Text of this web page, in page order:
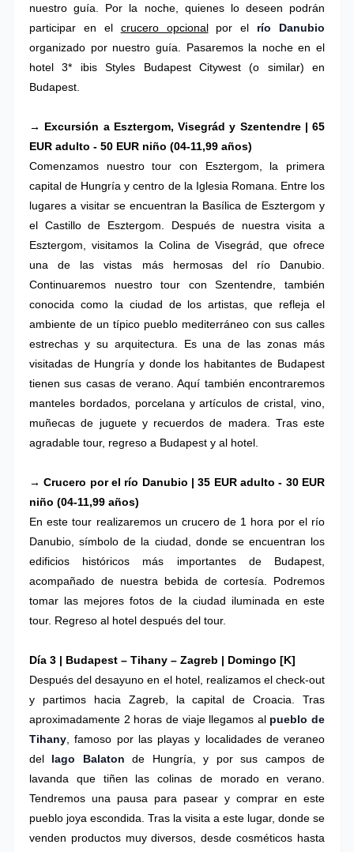
nuestro guía. Por la noche, quienes lo deseen podrán
participar en el crucero opcionalpor el río Danubio
organizado por nuestro guía. Pasaremos la noche en el
hotel 3* ibis Styles Budapest Citywest (o similar) en
Budapest.
→ Excursión a Esztergom, Visegrád y Szentendre | 65
EUR adulto - 50 EUR niño (04-11,99 años)
Comenzamos nuestro tour con Esztergom, la primera
capital de Hungría y centro de la Iglesia Romana. Entre los
lugares a visitar se encuentran la Basílica de Esztergom y
el Castillo de Esztergom. Después de nuestra visita a
Esztergom, visitamos la Colina de Visegrád, que ofrece
una de las vistas más hermosas del río Danubio.
Continuaremos nuestro tour con Szentendre, también
conocida como la ciudad de los artistas, que refleja el
ambiente de un típico pueblo mediterráneo con sus calles
estrechas y su arquitectura. Es una de las zonas más
visitadas de Hungría y donde los habitantes de Budapest
tienen sus casas de verano. Aquí también encontraremos
manteles bordados, porcelana y artículos de cristal, vino,
muñecas de juguete y recuerdos de madera. Tras este
agradable tour, regreso a Budapest y al hotel.
→ Crucero por el río Danubio | 35 EUR adulto - 30 EUR
niño (04-11,99 años)
En este tour realizaremos un crucero de 1 hora por el río
Danubio, símbolo de la ciudad, donde se encuentran los
edificios históricos más importantes de Budapest,
acompañado de nuestra bebida de cortesía. Podremos
tomar las mejores fotos de la ciudad iluminada en este
tour. Regreso al hotel después del tour.
Día 3 | Budapest – Tihany – Zagreb | Domingo [K]
Después del desayuno en el hotel, realizamos el check-out
y partimos hacia Zagreb, la capital de Croacia. Tras
aproximadamente 2 horas de viaje llegamos al pueblo de
Tihany , famoso por las playas y localidades de veraneo
del lago Balaton de Hungría, y por sus campos de
lavanda que tiñen las colinas de morado en verano.
Tendremos una pausa para pasear y comprar en este
pueblo joya escondida. Tras la visita a este lugar, donde se
venden productos muy diversos, desde cosméticos hasta